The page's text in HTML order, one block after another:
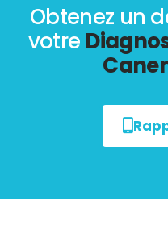
Obtenez un
votre